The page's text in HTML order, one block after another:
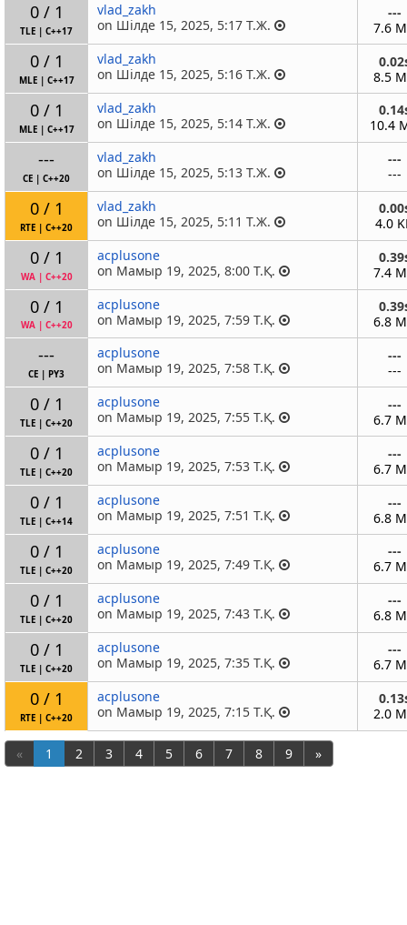
0 / 1
TLE C++17
vlad_zakh
on Шілде 15, 2025, 5:17 Т.Ж.
---
7.6
0 / 1
MLE| C++17
vlad_zakh
on Шілде 15, 2025, 5:16 Т.Ж.
8.5
0 / 1
MLE| C++17
vlad_zakh
on Шілде 15, 2025, 5:14 Т.Ж.
10.4
---
CE | C++20
vlad_zakh
on Шілде 15, 2025, 5:13 Т.Ж.
---
---
0 / 1
RTE | C++20
vlad_zakh
on Шілде 15, 2025, 5:11 Т.Ж.
4.0
0 / 1
WA| C++20
acplusone
on Мамыр 19, 2025, 8:00 Т.Қ.
7.4
0 / 1
WA| C++20
acplusone
on Мамыр 19, 2025, 7:59 Т.Қ.
6.8
---
CE PY3
acplusone
on Мамыр 19, 2025, 7:58 Т.Қ.
---
---
0 / 1
TLE C++20
acplusone
on Мамыр 19, 2025, 7:55 Т.Қ.
---
6.7
0 / 1
TLE C++20
acplusone
on Мамыр 19, 2025, 7:53 Т.Қ.
---
6.7
0 / 1
TLE | C++14
acplusone
on Мамыр 19, 2025, 7:51 Т.Қ.
---
6.8
0 / 1
TLE | C++20
acplusone
on Мамыр 19, 2025, 7:49 Т.Қ.
---
6.7
0 / 1
TLE | C++20
acplusone
on Мамыр 19, 2025, 7:43 Т.Қ.
---
6.8
0 / 1
TLE | C++20
acplusone
on Мамыр 19, 2025, 7:35 Т.Қ.
---
6.7
0 / 1
RTE | C++20
acplusone
on Мамыр 19, 2025, 7:15 Т.Қ.
2.0
« 1 2 3 4 5 6 7 8 9 »